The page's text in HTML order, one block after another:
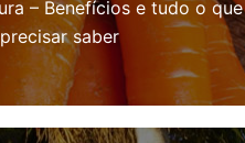
– Benefícios e tudo o que
saber